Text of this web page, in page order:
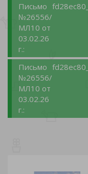
Письмо
№26556/
МЛ10 от
03.02.26
г.:
Письмо
№26556/
МЛ10 от
03.02.26
г.: